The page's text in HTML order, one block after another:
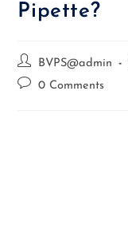
Pipette?
BVPS@admin
0 Comments